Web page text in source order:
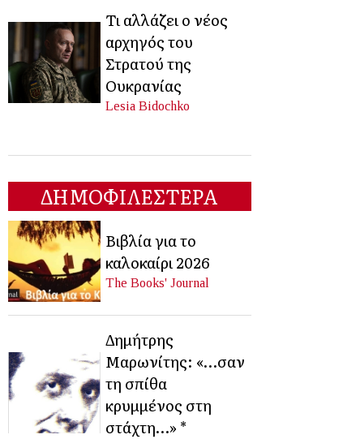
Τι αλλάζει ο νέος
αρχηγός του
Στρατού της
Ουκρανίας
Lesia Bidochko
ΔΗΜΟΦΙΛΕΣΤΕΡΑ
Βιβλία για το
καλοκαίρι 2026
The Books' Journal
Δημήτρης
Μαρωνίτης: «…σαν
τη σπίθα
κρυμμένος στη
στάχτη…» *